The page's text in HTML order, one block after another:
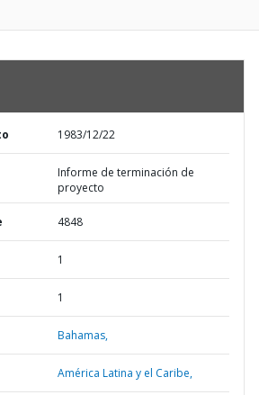
1983/12/22
Informe de terminación de
proyecto
4848
1
1
Bahamas,
América Latina y el Caribe,